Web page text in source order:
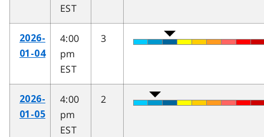
EST
2026-
01-04
4:00
pm
EST
3
2026-
01-05
4:00
pm
EST
2